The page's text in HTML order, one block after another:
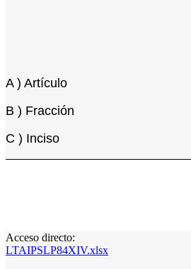
A ) Artículo
B ) Fracción
C ) Inciso
Acceso directo:
LTAIPSLP84XIV.xlsx